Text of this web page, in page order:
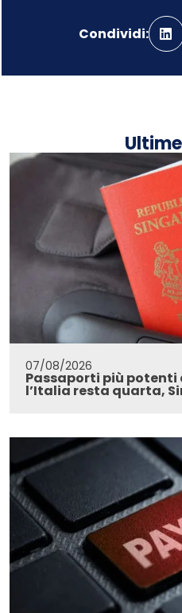
Condividi:
07/08/2026
Passaporti più potenti
l’Italia resta quarta,